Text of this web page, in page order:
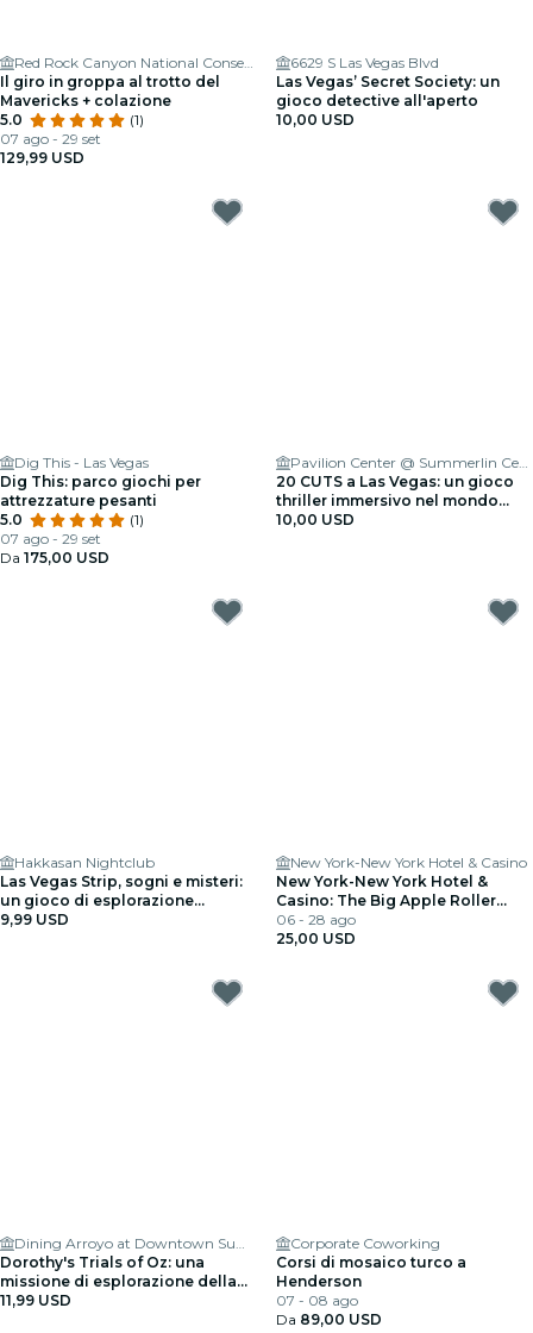
Red Rock Canyon National Conservation Area
Il giro in groppa al trotto del
Mavericks + colazione
5.0
(1)
07 ago - 29 set
129,99 USD
6629 S Las Vegas Blvd
Las Vegas’ Secret Society: un
gioco detective all'aperto
10,00 USD
Dig This - Las Vegas
Dig This: parco giochi per
attrezzature pesanti
5.0
(1)
07 ago - 29 set
Da 175,00 USD
Pavilion Center @ Summerlin Center (N), Summerlin South
20 CUTS a Las Vegas: un gioco
thriller immersivo nel mondo
reale
10,00 USD
Hakkasan Nightclub
Las Vegas Strip, sogni e misteri:
un gioco di esplorazione
all'aperto
9,99 USD
New York-New York Hotel & Casino
New York-New York Hotel &
Casino: The Big Apple Roller
Coaster
06 - 28 ago
25,00 USD
Dining Arroyo at Downtown Summerlin
Dorothy's Trials of Oz: una
missione di esplorazione della
città a Las Vegas
11,99 USD
Corporate Coworking
Corsi di mosaico turco a
Henderson
07 - 08 ago
Da 89,00 USD